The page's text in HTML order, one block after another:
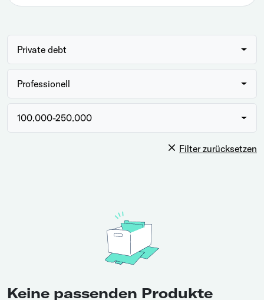
Private debt
Professionell
100.000-250.000
Filter zurücksetzen
Keine passenden Produkte